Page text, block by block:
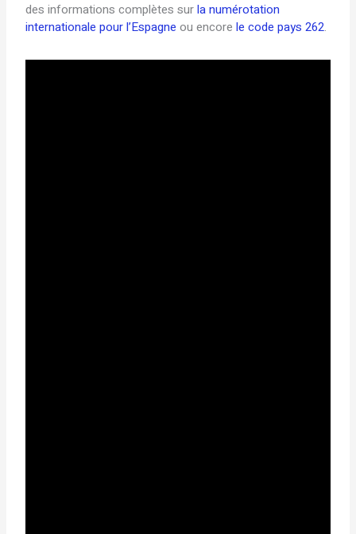
des informations complètes surla numérotation
internationale pour l’Espagne ou encorele code pays 262.